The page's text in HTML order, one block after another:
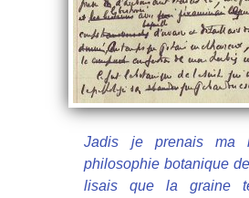
Jadis je prenais ma
philosophie botanique
lisais que la graine